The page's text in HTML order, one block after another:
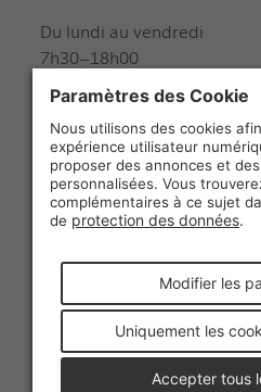
Du lundi au vendredi
7h30–18h00
Samedi
8h00–12h00
+41 848 888 888
Suivez-nous
AccessibilitéConditions générales
Protection des données et